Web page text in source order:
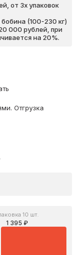
от 3х упаковок
(100-230 кг)
000 рублей, при
на 20%.
Отгрузка
10 шт.
1 395 ₽